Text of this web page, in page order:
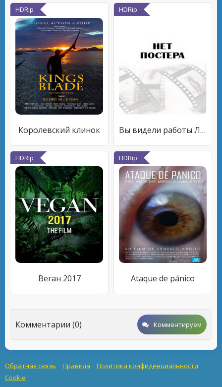
HDRip
Королевский клинок
HDRip
Вы видели работы Листера?
HDRip
Веган 2017
HDRip
Ataque de pánico
Комментарии (0) Комментируем
Обратная связь Правила
Политика конфиденциальности
Cookie